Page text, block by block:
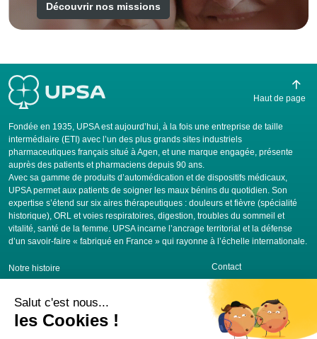
Découvrir nos missions
Fondée en 1935, UPSA est aujourd’hui, à la fois une entreprise de taille
intermédiaire (ETI) avec l’un des plus grands sites industriels
pharmaceutiques français situé à Agen, et une marque engagée, présente
auprès des patients et pharmaciens depuis 90 ans.
Avec sa gamme de produits d’automédication et de dispositifs médicaux,
UPSA permet aux patients de soigner les maux bénins du quotidien. Son
expertise s’étend sur six aires thérapeutiques : douleurs et fièvre (spécialité
historique), ORL et voies respiratoires, digestion, troubles du sommeil et
vitalité, santé de la femme. UPSA incarne l’ancrage territorial et la défense
d’un savoir-faire « fabriqué en France » qui rayonne à l’échelle internationale.
Notre histoire
Nos produits
Nos actus
Contact
FRANCE
BELGIQUE
SUISSE
ITALIE
Haut de page